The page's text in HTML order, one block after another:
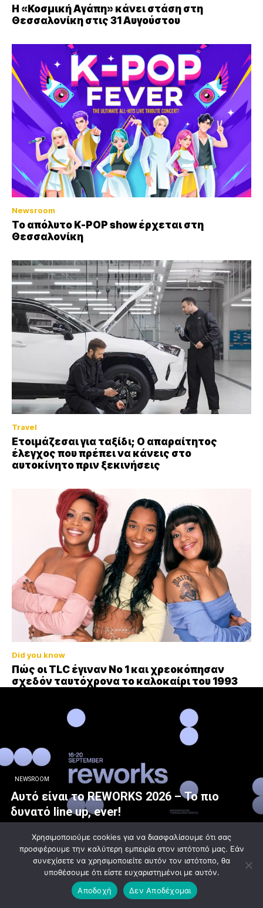
Η «Κοσμική Αγάπη» κάνει στάση στη
Θεσσαλονίκη στις 31 Αυγούστου
Newsroom
Το απόλυτο K-POP show έρχεται στη
Θεσσαλονίκη
Travel
Ετοιμάζεσαι για ταξίδι; Ο απαραίτητος
έλεγχος που πρέπει να κάνεις στο
αυτοκίνητο πριν ξεκινήσεις
Did you know
Πώς οι TLC έγιναν Νο 1 και χρεοκόπησαν
σχεδόν ταυτόχρονα το καλοκαίρι του 1993
NEWSROOM
Αυτό είναι το REWORKS 2026 – Το πιο
δυνατό line up, ever!
Χρησιμοποιούμε cookies για να διασφαλίσουμε ότι σας
προσφέρουμε την καλύτερη εμπειρία στον ιστότοπό μας. Εάν
συνεχίσετε να χρησιμοποιείτε αυτόν τον ιστότοπο, θα
υποθέσουμε ότι είστε ευχαριστημένοι με αυτόν.
Αποδοχή
Δεν Αποδέχομαι